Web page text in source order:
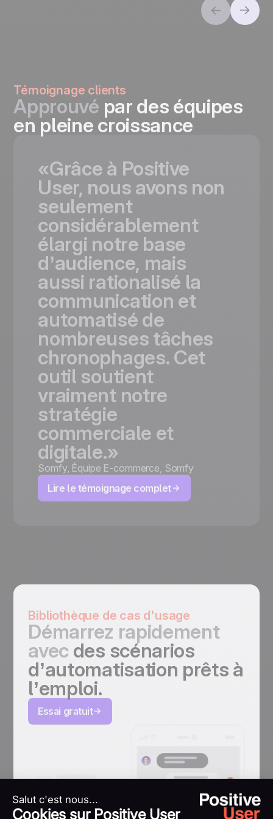
Témoignage clients
Approuvé par des équipes
en pleine croissance
«Grâce à Positive
User, nous avons non
seulement
considérablement
élargi notre base
d’audience, mais
aussi rationalisé la
communication et
automatisé de
nombreuses tâches
chronophages. Cet
outil soutient
vraiment notre
stratégie
commerciale et
digitale.»
Somfy, Équipe E-commerce, Somfy
Lire le témoignage complet
Bibliothèque de cas d'usage
Démarrez rapidement
avec des scénarios
d’automatisation prêts à
l’emploi.
Essai gratuit